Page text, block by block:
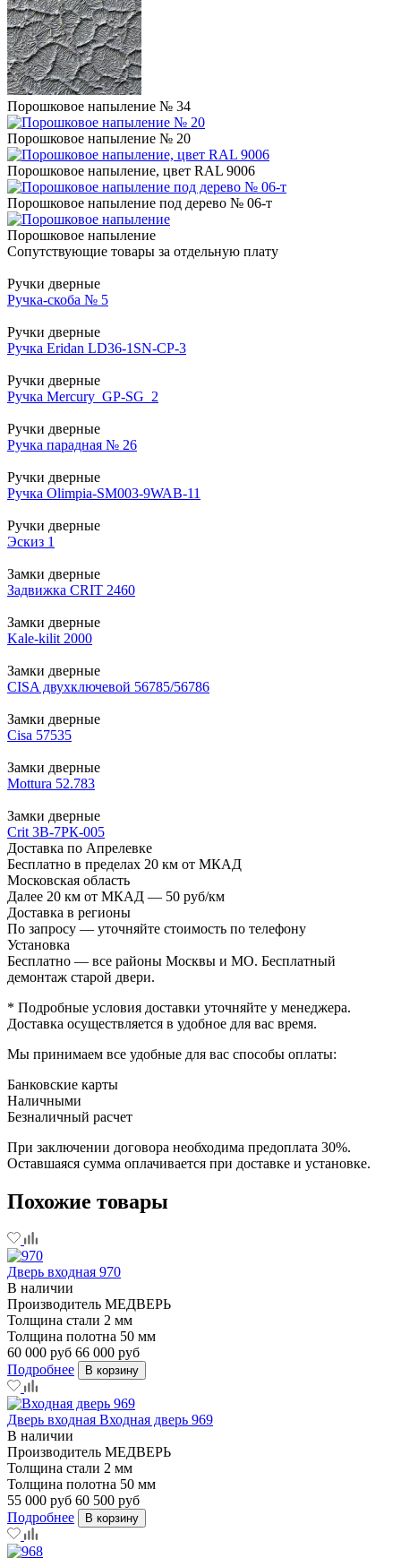
Порошковое напыление № 34
Порошковое напыление № 20
Порошковое напыление, цвет RAL 9006
Порошковое напыление под дерево № 06-т
Порошковое напыление
Сопутствующие товары за отдельную плату
Ручки дверные
Ручка-скоба № 5
Ручки дверные
Ручка Eridan LD36-1SN-CP-3
Ручки дверные
Ручка Mercury_GP-SG_2
Ручки дверные
Ручка парадная № 26
Ручки дверные
Ручка Olimpia-SM003-9WAB-11
Ручки дверные
Эскиз 1
Замки дверные
Задвижка CRIT 2460
Замки дверные
Kale-kilit 2000
Замки дверные
CISA двухключевой 56785/56786
Замки дверные
Cisa 57535
Замки дверные
Mottura 52.783
Замки дверные
Crit 3B-7РК-005
Доставка по Апрелевке
Бесплатно в пределах 20 км от МКАД
Московская область
Далее 20 км от МКАД — 50 руб/км
Доставка в регионы
По запросу — уточняйте стоимость по телефону
Установка
Бесплатно — все районы Москвы и МО. Бесплатный
демонтаж старой двери.
* Подробные условия доставки уточняйте у менеджера.
Доставка осуществляется в удобное для вас время.
Мы принимаем все удобные для вас способы оплаты:
Банковские карты
Наличными
Безналичный расчет
При заключении договора необходима предоплата 30%.
Оставшаяся сумма оплачивается при доставке и установке.
Похожие товары
Дверь входная 970
В наличии
Производитель МЕДВЕРЬ
Толщина стали 2 мм
Толщина полотна 50 мм
60 000 руб 66 000 руб
Подробнее
В корзину
Дверь входная Входная дверь 969
В наличии
Производитель МЕДВЕРЬ
Толщина стали 2 мм
Толщина полотна 50 мм
55 000 руб 60 500 руб
Подробнее
В корзину